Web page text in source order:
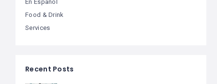
En Español
Food & Drink
Services
Recent Posts